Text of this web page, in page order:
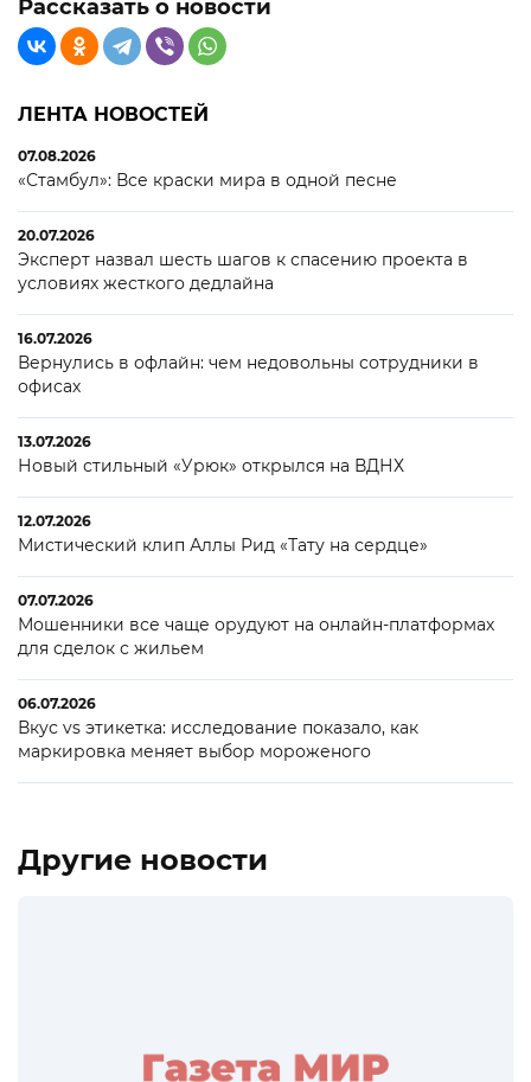
Рассказать о новости
ЛЕНТА НОВОСТЕЙ
07.08.2026
«Стамбул»: Все краски мира в одной песне
20.07.2026
Эксперт назвал шесть шагов к спасению проекта в
условиях жесткого дедлайна
16.07.2026
Вернулись в офлайн: чем недовольны сотрудники в
офисах
13.07.2026
Новый стильный «Урюк» открылся на ВДНХ
12.07.2026
Мистический клип Аллы Рид «Тату на сердце»
07.07.2026
Мошенники все чаще орудуют на онлайн-платформах
для сделок с жильем
06.07.2026
Вкус vs этикетка: исследование показало, как
маркировка меняет выбор мороженого
Другие новости